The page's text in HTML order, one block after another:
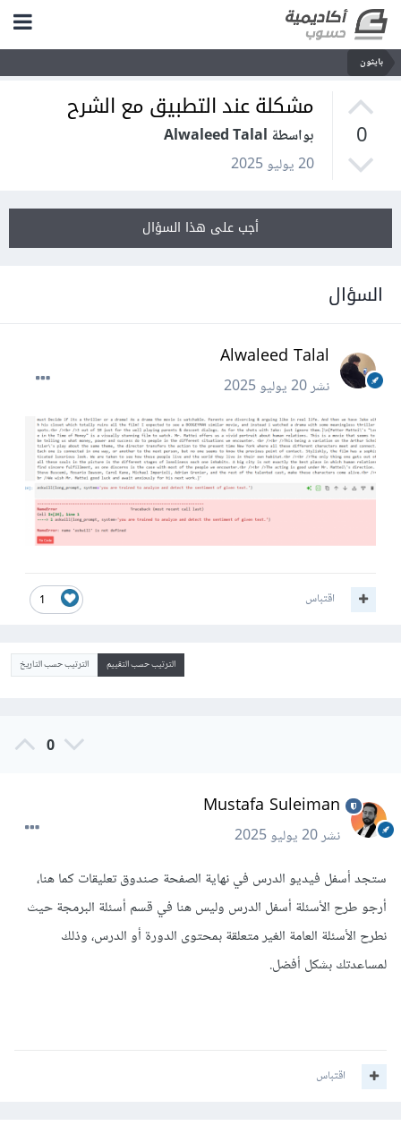
بايثون
0
مشكلة عند التطبيق مع الشرح
بواسطة Alwaleed Talal
20 يوليو 2025
أجب على هذا السؤال
السؤال
Alwaleed Talal
نشر20 يوليو 2025
1 اقتباس
الترتيب حسب التقييم الترتيب حسب التاريخ
0
Mustafa Suleiman
نشر20 يوليو 2025
ستجد أسفل فيديو الدرس في نهاية الصفحة صندوق تعليقات كما هنا،
أرجو طرح الأسئلة أسفل الدرس وليس هنا في قسم أسئلة البرمجة حيث
نطرح الأسئلة العامة الغير متعلقة بمحتوى الدورة أو الدرس، وذلك
لمساعدتك بشكل أفضل.
اقتباس